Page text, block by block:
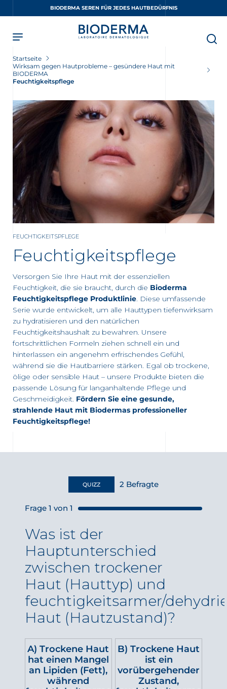
BIODERMA SEREN FÜR JEDES HAUTBEDÜRFNIS
Partner Apotheke in Ihrer Nähe
Startseite
Wirksam gegen Hautprobleme – gesündere Haut mit
BIODERMA
Feuchtigkeitspflege
FEUCHTIGKEITSPFLEGE
Feuchtigkeitspflege
Versorgen Sie Ihre Haut mit der essenziellen
Feuchtigkeit, die sie braucht, durch die Bioderma
Feuchtigkeitspflege Produktlinie. Diese umfassende
Serie wurde entwickelt, um alle Hauttypen tiefenwirksam
zu hydratisieren und den natürlichen
Feuchtigkeitshaushalt zu bewahren. Unsere
fortschrittlichen Formeln ziehen schnell ein und
hinterlassen ein angenehm erfrischendes Gefühl,
während sie die Hautbarriere stärken. Egal ob trockene,
ölige oder sensible Haut – unsere Produkte bieten die
passende Lösung für langanhaltende Pflege und
Geschmeidigkeit. Fördern Sie eine gesunde,
strahlende Haut mit Biodermas professioneller
Feuchtigkeitspflege!
QUIZZ 2 Befragte
Frage 1 von 1
Was ist der
Hauptunterschied
zwischen trockener
Haut (Hauttyp) und
feuchtigkeitsarmer/
Haut (Hautzustand)?
A) Trockene Haut
hat einen Mangel
an Lipiden (Fett),
während
B) Trockene Haut
ist ein
vorübergehender
Zustand,